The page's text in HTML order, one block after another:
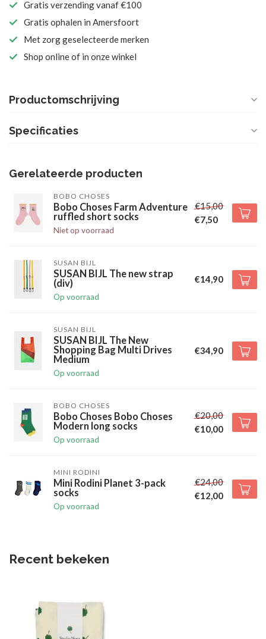
Gratis verzending vanaf €100
Gratis ophalen in Amersfoort
Met zorg geselecteerde merken
Shop online of in onze winkel
Productomschrijving
Specificaties
Gerelateerde producten
BOBO CHOSES
Bobo Choses Farm Adventure
ruffled short socks
Niet op voorraad
€15,00
€7,50
SUSAN BIJL
SUSAN BIJL The new strap
(div)
Op voorraad
€14,90
SUSAN BIJL
SUSAN BIJL The New
Shopping Bag Multi Drives
Medium
Op voorraad
€34,90
BOBO CHOSES
Bobo Choses Bobo Choses
Modern long socks
Op voorraad
€20,00
€10,00
MINI RODINI
Mini Rodini Planet 3-pack
socks
Op voorraad
€24,00
€12,00
Recent bekeken